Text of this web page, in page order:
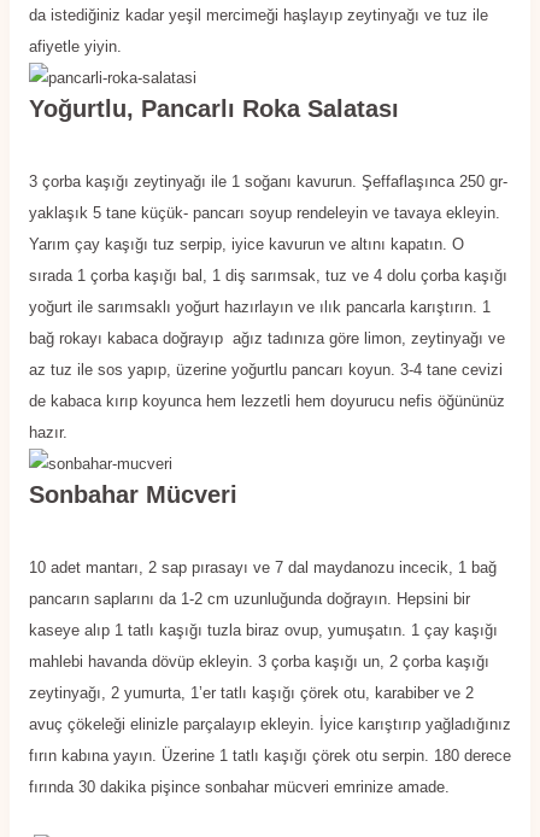
da istediğiniz kadar yeşil mercimeği haşlayıp zeytinyağı ve tuz ile
afiyetle yiyin.
Yoğurtlu, Pancarlı Roka Salatası
3 çorba kaşığı zeytinyağı ile 1 soğanı kavurun. Şeffaflaşınca 250 gr-
yaklaşık 5 tane küçük- pancarı soyup rendeleyin ve tavaya ekleyin.
Yarım çay kaşığı tuz serpip, iyice kavurun ve altını kapatın. O
sırada 1 çorba kaşığı bal, 1 diş sarımsak, tuz ve 4 dolu çorba kaşığı
yoğurt ile sarımsaklı yoğurt hazırlayın ve ılık pancarla karıştırın. 1
bağ rokayı kabaca doğrayıp ağız tadınıza göre limon, zeytinyağı ve
az tuz ile sos yapıp, üzerine yoğurtlu pancarı koyun. 3-4 tane cevizi
de kabaca kırıp koyunca hem lezzetli hem doyurucu nefis öğününüz
hazır.
Sonbahar Mücveri
10 adet mantarı, 2 sap pırasayı ve 7 dal maydanozu incecik, 1 bağ
pancarın saplarını da 1-2 cm uzunluğunda doğrayın. Hepsini bir
kaseye alıp 1 tatlı kaşığı tuzla biraz ovup, yumuşatın. 1 çay kaşığı
mahlebi havanda dövüp ekleyin. 3 çorba kaşığı un, 2 çorba kaşığı
zeytinyağı, 2 yumurta, 1’er tatlı kaşığı çörek otu, karabiber ve 2
avuç çökeleği elinizle parçalayıp ekleyin. İyice karıştırıp yağladığınız
fırın kabına yayın. Üzerine 1 tatlı kaşığı çörek otu serpin. 180 derece
fırında 30 dakika pişince sonbahar mücveri emrinize amade.